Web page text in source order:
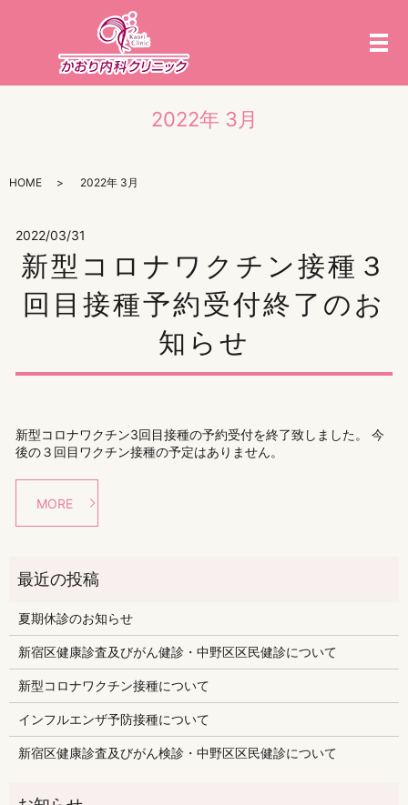
メ
2022年 3月
HOME 2022年 3月
2022/03/31
新型コロナワクチン接種３
回目接種予約受付終了のお
知らせ
新型コロナワクチン3回目接種の予約受付を終了致しました。 今
後の３回目ワクチン接種の予定はありません。
MORE
夏期休診のお知らせ
新宿区健康診査及びがん健診・中野区区民健診について
新型コロナワクチン接種について
インフルエンザ予防接種について
新宿区健康診査及びがん検診・中野区区民健診について